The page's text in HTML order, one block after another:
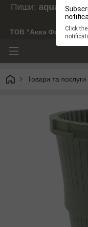
Click
Пиши:
ТОВ "Аква Форсайт"
Товари та послуги